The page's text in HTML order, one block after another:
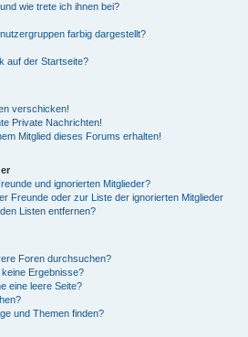
wie trete ich ihnen bei?
farbig dargestellt?
auf der Startseite?
verschicken!
Private Nachrichten!
Mitglied dieses Forums erhalten!
und ignorierten Mitglieder?
Freunde oder zur Liste der ignorierten Mitglieder
Listen entfernen?
Foren durchsuchen?
Ergebnisse?
eine leere Seite?
und Themen finden?